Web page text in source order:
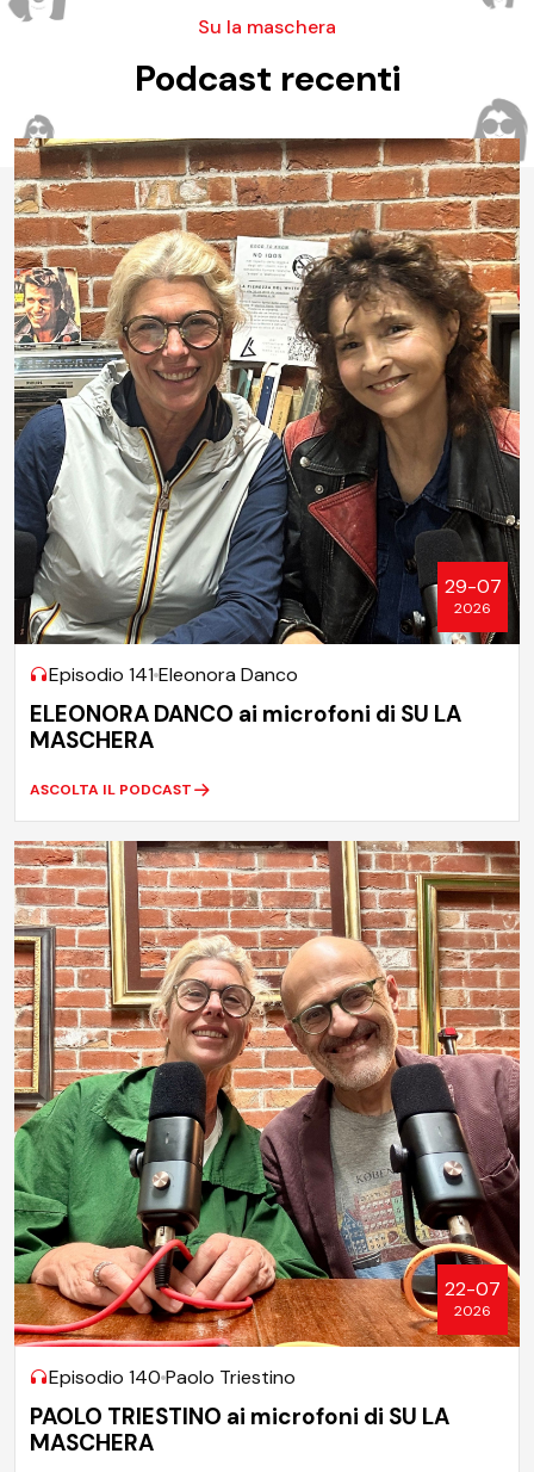
Su la maschera
Podcast recenti
29-07
2026
Episodio 141 Eleonora Danco
ELEONORA DANCO ai microfoni di SU LA
MASCHERA
ASCOLTA IL PODCAST
22-07
2026
Episodio 140 Paolo Triestino
PAOLO TRIESTINO ai microfoni di SU LA
MASCHERA